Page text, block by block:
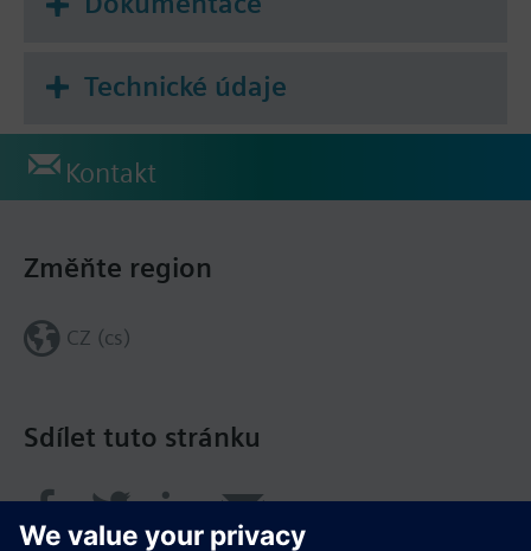
Technické údaje
Kontakt
Sdílet tuto stránku
Změňte region
CZ (cs)